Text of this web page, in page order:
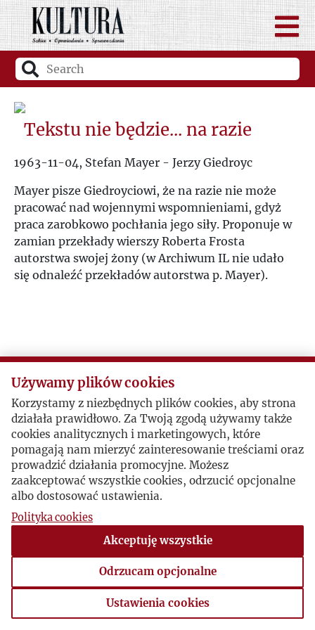
Tekstu nie będzie... na razie
1963-11-04, Stefan Mayer - Jerzy Giedroyc
Mayer pisze Giedroyciowi, że na razie nie może
pracować nad wojennymi wspomnieniami, gdyż
praca zarobkowo pochłania jego siły. Proponuje w
zamian przekłady wierszy Roberta Frosta
autorstwa swojej żony (w Archiwum IL nie udało
się odnaleźć przekładów autorstwa p. Mayer).
Używamy plików cookies
Korzystamy z niezbędnych plików cookies, aby strona
działała prawidłowo. Za Twoją zgodą używamy także
cookies analitycznych i marketingowych, które
pomagają nam mierzyć zainteresowanie treściami oraz
prowadzić działania promocyjne. Możesz
zaakceptować wszystkie cookies, odrzucić opcjonalne
albo dostosować ustawienia.
Polityka cookies
Akceptuję wszystkie
Odrzucam opcjonalne
Ustawienia cookies
Ustawienia cookies